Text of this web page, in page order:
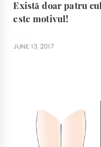
Există doar patru
este motivul!
JUNE 13, 2017